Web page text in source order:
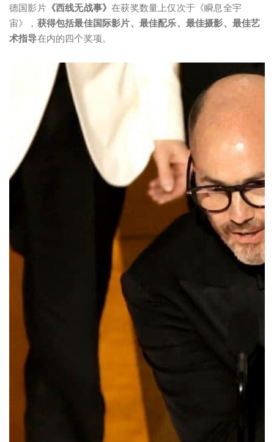
德国影片《西线无战事》在获奖数量上仅次于《瞬息全宇
宙》， 获得包括最佳国际影片、最佳配乐、最佳摄影、最佳艺
术指导在内的四个奖项。